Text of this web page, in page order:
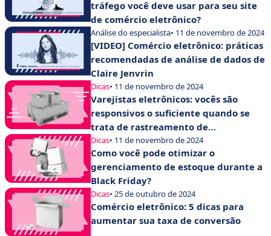
tráfego você deve usar para seu site
de comércio eletrônico?
Análise do especialista• 11 de novembro de 2024
[VIDEO] Comércio eletrônico: práticas
recomendadas de análise de dados de
Claire Jenvrin
Dicas• 11 de novembro de 2024
Varejistas eletrônicos: vocês são
responsivos o suficiente quando se
trata de rastreamento de
encomendas?
Dicas• 11 de novembro de 2024
Como você pode otimizar o
gerenciamento de estoque durante a
Black Friday?
Dicas• 25 de outubro de 2024
Comércio eletrônico: 5 dicas para
aumentar sua taxa de conversão